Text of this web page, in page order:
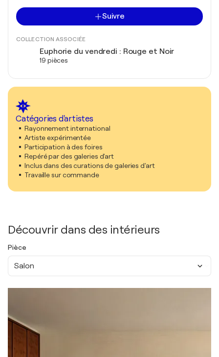
Suivre
COLLECTION ASSOCIÉE
Euphorie du vendredi : Rouge et Noir
19 pièces
Catégories d'artistes
Rayonnement international
Artiste expérimentée
Participation à des foires
Repéré par des galeries d'art
Inclus dans des curations de galeries d'art
Travaille sur commande
Découvrir dans des intérieurs
Pièce
Salon